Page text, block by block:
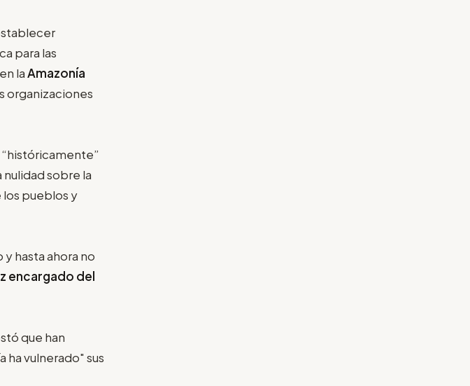
para las
laAmazonía
organizaciones
sobre la
los pueblos y
hasta ahora no
encargado del
que han
ha vulnerado" sus